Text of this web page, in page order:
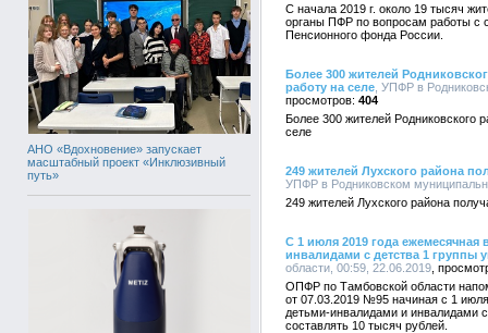
АНО «Вдохновение» запускает
масштабный проект «Инклюзивный
путь»
С начала 2019 г. около 19 тысяч
органы ПФР по вопросам работы с
Пенсионного фонда России.
Более 300 жителей
работу на селе , УПФР в
404
Более 300 жителей Родниковского
селе
249 жителей Лухского района
УПФР в Родниковском
249 жителей Лухского района
С 1 июля 2019 года
инвалидами с детства 1 группы
области, 00:59, 22.06.2019
ОПФР по Тамбовской области
от 07.03.2019 №95 начиная с 1
детьми-инвалидами и инвалидами
составлять 10 тысяч рублей.